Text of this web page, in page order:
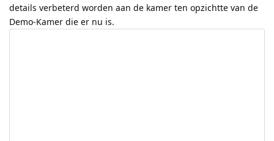
details verbeterd worden aan de kamer ten opzichtte van de
Demo-Kamer die er nu is.